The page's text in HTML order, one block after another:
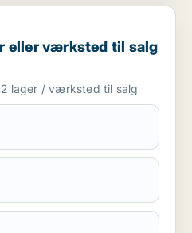
til salg i Storkøbenhavn
eller værksted til salg
lager / værksted til salg